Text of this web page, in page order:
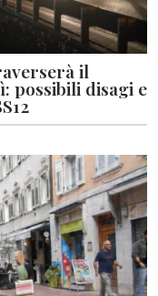
il
possibili disagi e